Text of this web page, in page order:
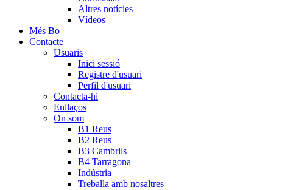
Altres notícies
Vídeos
Més Bo
Contacte
Usuaris
Inici sessió
Registre d'usuari
Perfil d'usuari
Contacta-hi
Enllaços
On som
B1 Reus
B2 Reus
B3 Cambrils
B4 Tarragona
Indústria
Treballa amb nosaltres